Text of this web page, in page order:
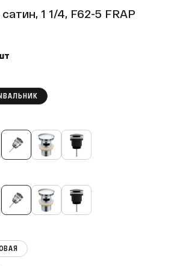
Донный клапан, сатин, 1 1/4, F62-5 FRAP